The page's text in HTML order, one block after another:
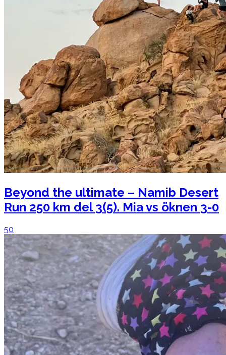
Beyond the ultimate – Namib Desert
Run 250 km del 3(5). Mia vs öknen 3-0
50